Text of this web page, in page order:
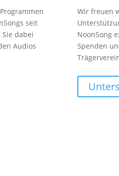
seit
dabei
Audios
Wir freuen
NoonSong
Spenden